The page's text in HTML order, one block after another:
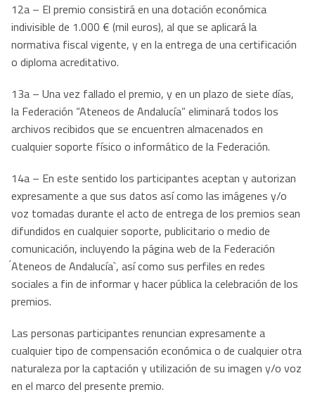
12a – El premio consistirá en una dotación económica
indivisible de 1.000 € (mil euros), al que se aplicará la
normativa fiscal vigente, y en la entrega de una certificación
o diploma acreditativo.
13a – Una vez fallado el premio, y en un plazo de siete días,
la Federación “Ateneos de Andalucía” eliminará todos los
archivos recibidos que se encuentren almacenados en
cualquier soporte físico o informático de la Federación.
14a – En este sentido los participantes aceptan y autorizan
expresamente a que sus datos así como las imágenes y/o
voz tomadas durante el acto de entrega de los premios sean
difundidos en cualquier soporte, publicitario o medio de
comunicación, incluyendo la página web de la Federación
́Ateneos de Andalucía`, así como sus perfiles en redes
sociales a fin de informar y hacer pública la celebración de los
premios.
Las personas participantes renuncian expresamente a
cualquier tipo de compensación económica o de cualquier otra
naturaleza por la captación y utilización de su imagen y/o voz
en el marco del presente premio.